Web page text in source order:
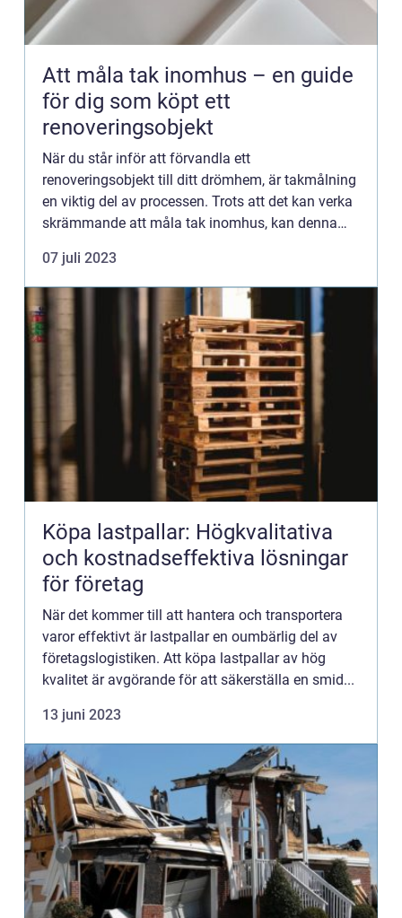
Att måla tak inomhus – en guide
för dig som köpt ett
renoveringsobjekt
När du står inför att förvandla ett
renoveringsobjekt till ditt drömhem, är takmålning
en viktig del av processen. Trots att det kan verka
skrämmande att måla tak inomhus, kan denna
07 juli 2023
Köpa lastpallar: Högkvalitativa
och kostnadseffektiva lösningar
för företag
När det kommer till att hantera och transportera
varor effektivt är lastpallar en oumbärlig del av
företagslogistiken. Att köpa lastpallar av hög
kvalitet är avgörande för att säkerställa en smid...
13 juni 2023